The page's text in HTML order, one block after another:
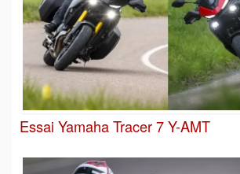
Essai Yamaha Tracer 7 Y-AMT